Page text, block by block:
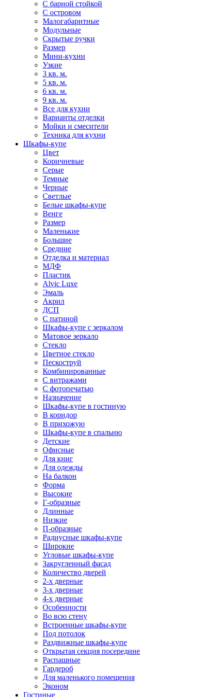
С барной стойкой
С островом
Малогабаритные
Модульные
Скрытые ручки
Размер
Мини-кухни
Узкие
3 кв. м.
5 кв. м.
6 кв. м.
9 кв. м.
Все для кухни
Варианты отделки
Мойки и смесители
Техника для кухни
Шкафы-купе
Цвет
Коричневые
Серые
Темные
Черные
Светлые
Белые шкафы-купе
Венге
Размер
Маленькие
Большие
Средние
Отделка и материал
МДФ
Пластик
Alvic Luxe
Эмаль
Акрил
ДСП
С патиной
Шкафы-купе с зеркалом
Матовое зеркало
Стекло
Цветное стекло
Пескоструй
Комбинированные
С витражами
С фотопечатью
Назначение
Шкафы-купе в гостиную
В коридор
В прихожую
Шкафы-купе в спальню
Детские
Офисные
Для книг
Для одежды
На балкон
Форма
Высокие
Г-образные
Длинные
Низкие
П-образные
Радиусные шкафы-купе
Широкие
Угловые шкафы-купе
Закругленный фасад
Количество дверей
2-х дверные
3-х дверные
4-х дверные
Особенности
Во всю стену
Встроенные шкафы-купе
Под потолок
Раздвижные шкафы-купе
Открытая секция посередине
Распашные
Гардероб
Для маленького помещения
Эконом
Гостиные